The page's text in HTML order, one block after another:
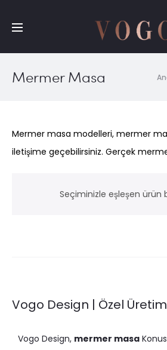
Mermer Masa
Mermer masa modelleri, mermer
iletişime geçebilirsiniz. Gerçek
Seçiminizle eşleşen ürün
Vogo Design | Özel
Vogo Design, mermer masa